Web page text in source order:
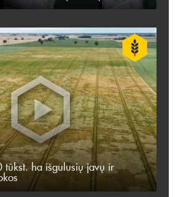
tūkst. ha išgulusių javų ir